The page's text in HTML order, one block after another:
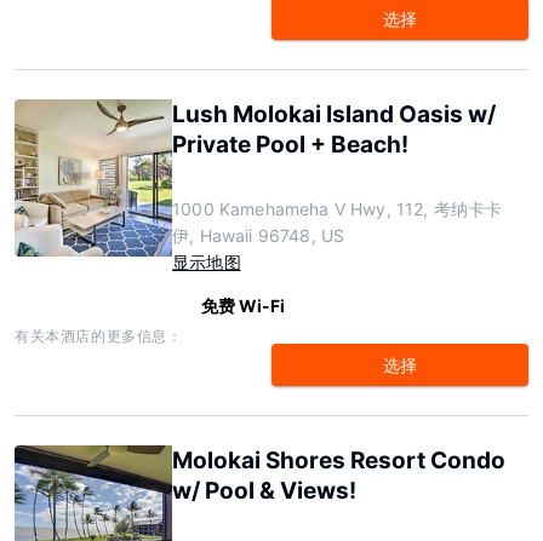
选择
Lush Molokai Island Oasis w/
Private Pool + Beach!
1000 Kamehameha V Hwy, 112, 考纳卡卡
伊, Hawaii 96748, US
显示地图
免费 Wi-Fi
有关本酒店的更多信息：
选择
Molokai Shores Resort Condo
w/ Pool & Views!